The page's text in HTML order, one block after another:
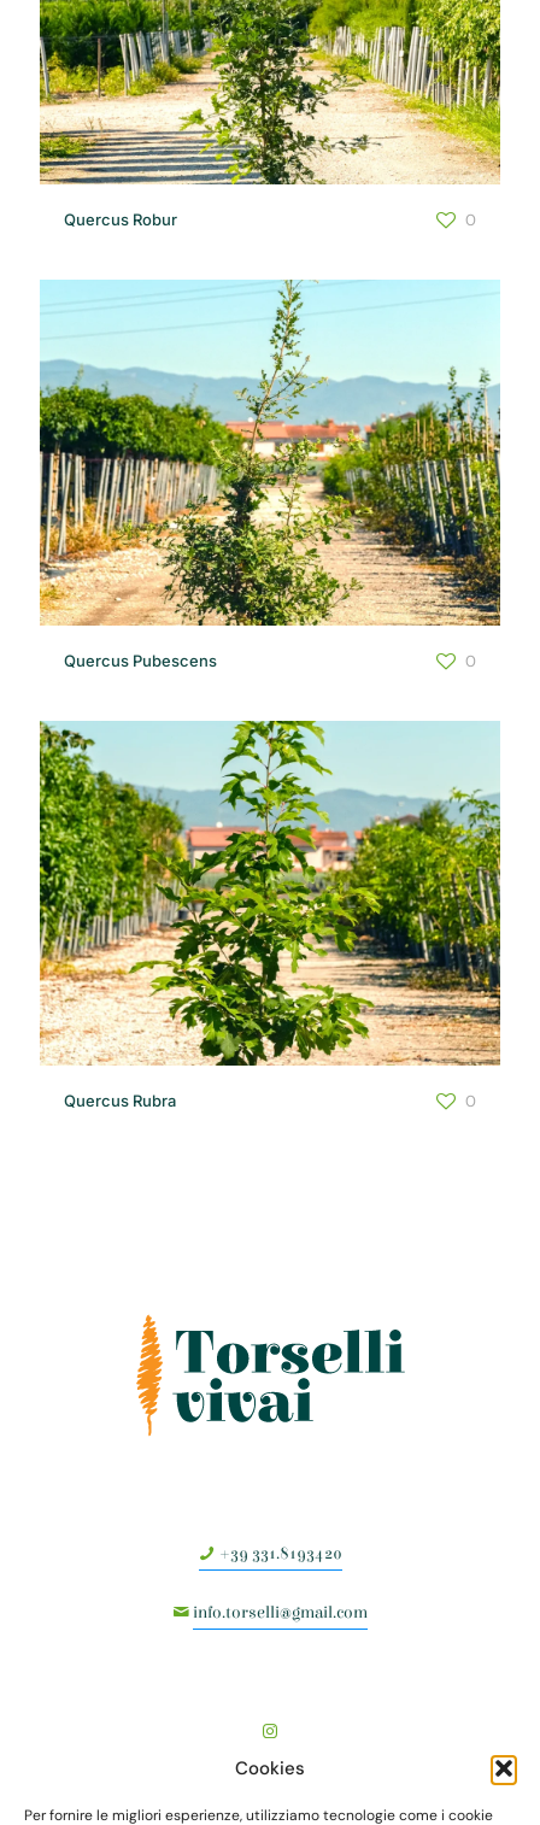
Cookies
Per fornire le migliori esperienze, utilizziamo tecnologie come i cookie
Quercus Robur 0
Quercus Pubescens 0
Quercus Rubra 0
+39 331.8193420
info.torselli@gmail.com